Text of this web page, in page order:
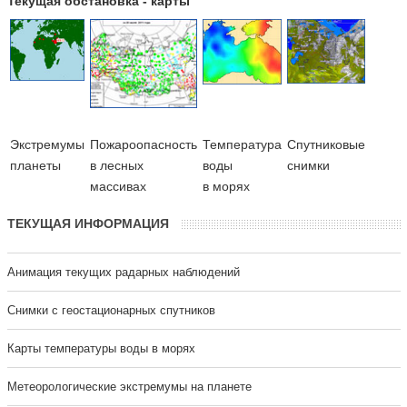
Экстремумы
планеты
Пожароопасность
в лесных
массивах
Температура
воды
в морях
Cпутниковые
снимки
ТЕКУЩАЯ ИНФОРМАЦИЯ
Анимация текущих радарных наблюдений
Cнимки с геостационарных спутников
Карты температуры воды в морях
Метеорологические экстремумы на планете